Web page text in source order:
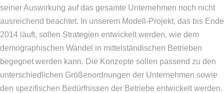
seiner Auswirkung auf das gesamte Unternehmen noch nicht
ausreichend beachtet. In unserem Modell-Projekt, das bis Ende
2014 läuft, sollen Strategien entwickelt werden, wie dem
demographischen Wandel in mittelständischen Betrieben
begegnet werden kann. Die Konzepte sollen passend zu den
unterschiedlichen Größenordnungen der Unternehmen sowie
den spezifischen Bedürfnissen der Betriebe entwickelt werden.